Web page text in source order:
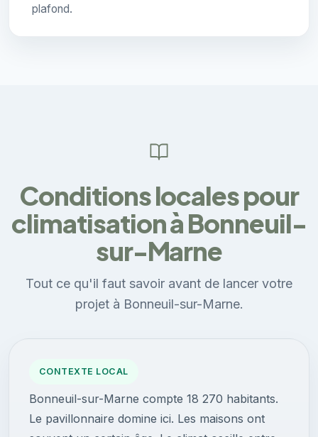
plafond.
Conditions locales pour
climatisation à Bonneuil-
sur-Marne
Tout ce qu'il faut savoir avant de lancer votre
projet à Bonneuil-sur-Marne.
CONTEXTE LOCAL
Bonneuil-sur-Marne compte 18 270 habitants.
Le pavillonnaire domine ici. Les maisons ont